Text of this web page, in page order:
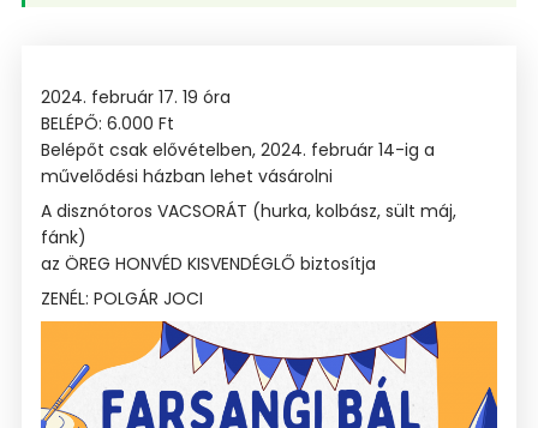
2024. február 17. 19 óra
BELÉPŐ: 6.000 Ft
Belépőt csak elővételben, 2024. február 14-ig a
művelődési házban lehet vásárolni
A disznótoros VACSORÁT (hurka, kolbász, sült máj,
fánk)
az ÖREG HONVÉD KISVENDÉGLŐ biztosítja
ZENÉL: POLGÁR JOCI